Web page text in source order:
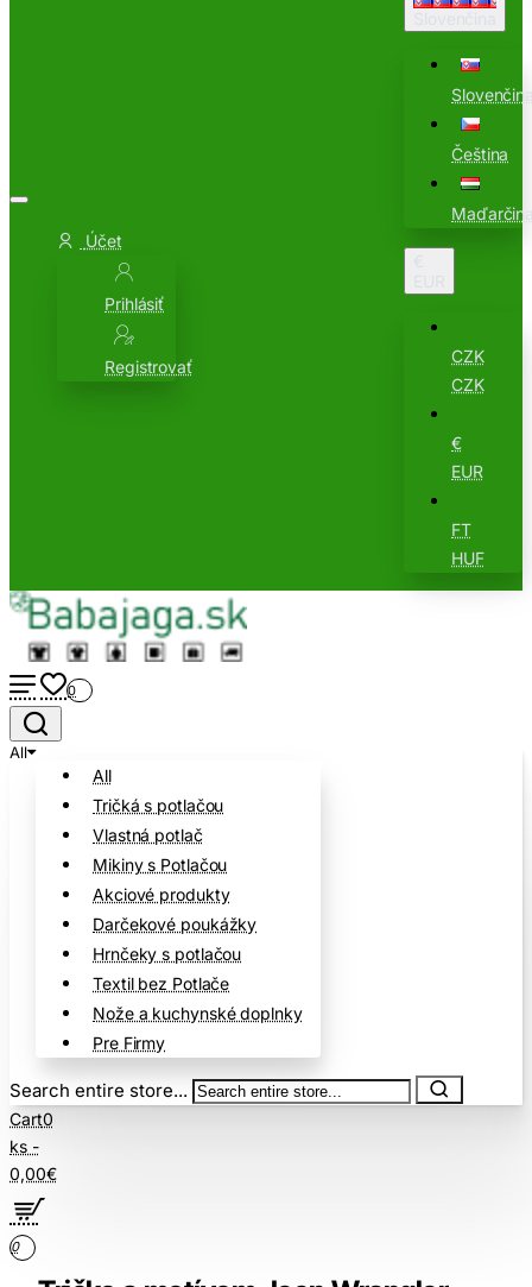
Účet
Prihlásiť
Registrovať
Čeština
CZK
CZK
€
EUR
FT
HUF
0
All
All
Tričká s potlačou
Vlastná potlač
Mikiny s Potlačou
Akciové produkty
Darčekové poukážky
Hrnčeky s potlačou
Textil bez Potlače
Nože a kuchynské doplnky
Pre Firmy
Search entire store...
Cart0
ks -
0,00€
0